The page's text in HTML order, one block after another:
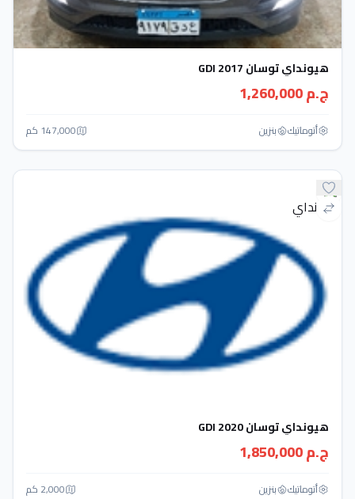
هيونداي توسان GDI 2017
ج.م 1,260,000
أتوماتيك‎ بنزين 147,000 كم
هيونداي توسان GDI 2020
ج.م 1,850,000
أتوماتيك‎ بنزين 2,000 كم